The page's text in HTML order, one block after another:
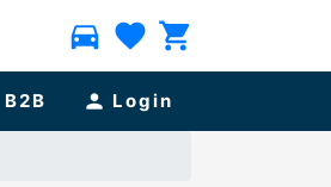
directions_car favorite shopping_cart
B2B person Login